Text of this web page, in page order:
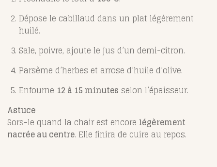
Dépose le cabillaud dans un plat légèrement
huilé.
Sale, poivre, ajoute le jus d’un demi-citron.
Parsème d’herbes et arrose d’huile d’olive.
Enfourne 12 à 15 minutes selon l’épaisseur.
Astuce
Sors-le quand la chair est encore légèrement
nacrée au centre. Elle finira de cuire au repos.